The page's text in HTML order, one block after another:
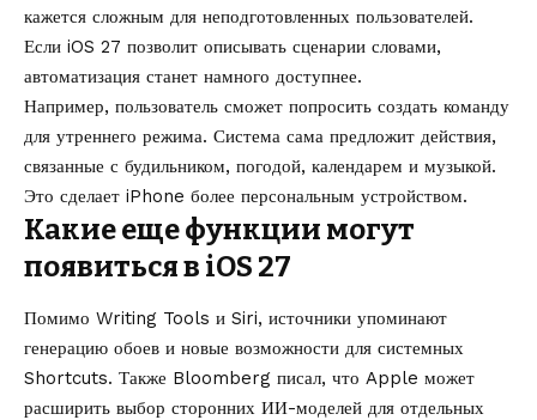
кажется сложным для неподготовленных пользователей.
Если iOS 27 позволит описывать сценарии словами,
автоматизация станет намного доступнее.
Например, пользователь сможет попросить создать команду
для утреннего режима. Система сама предложит действия,
связанные с будильником, погодой, календарем и музыкой.
Это сделает iPhone более персональным устройством.
Какие еще функции могут
появиться в iOS 27
Помимо Writing Tools и Siri, источники упоминают
генерацию обоев и новые возможности для системных
Shortcuts. Также Bloomberg писал, что Apple может
расширить выбор сторонних ИИ-моделей для отдельных